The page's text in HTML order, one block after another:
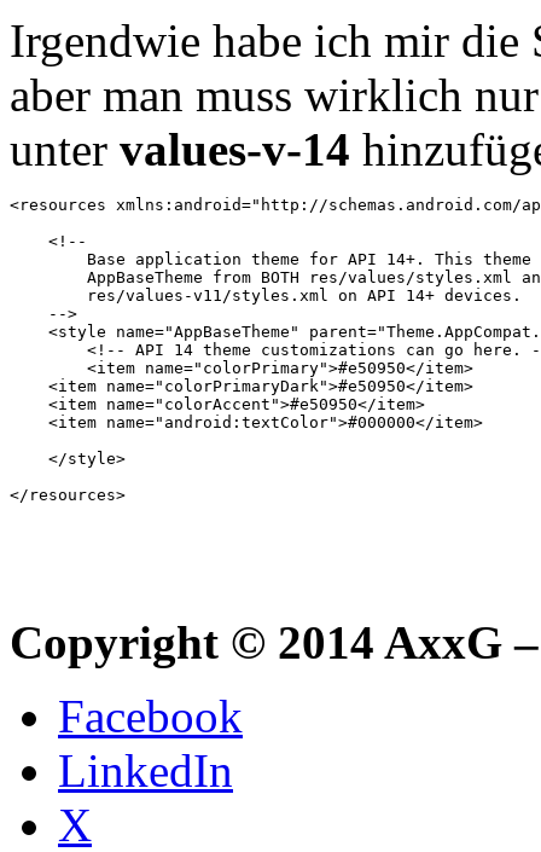
Irgendwie habe ich mir die
aber man muss wirklich
unter values-v-14
<resources xmlns:android="http://schemas.android.com/
    <!--
Base application theme for API 14+. This theme
AppBaseTheme from BOTH res/values/styles.xml
        res/values-v11/styles.xml on API 14+ devices.
    -->
<style name="AppBaseTheme"
<!-- API 14 theme customizations can go here.
        <item name="colorPrimary">#e50950</item>
    <item name="colorPrimaryDark">#e50950</item>
    <item name="colorAccent">#e50950</item>
    <item name="android:textColor">#000000</item>
    </style>
</resources>
Copyright © 2014 AxxG
Facebook
LinkedIn
X